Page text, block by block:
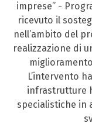
imprese” -
ricevuto il
nell’ambito del
realizzazione di
L’intervento
infrastrutture
specialistiche in